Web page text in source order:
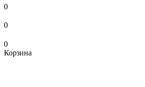
0
0
0
Корзина